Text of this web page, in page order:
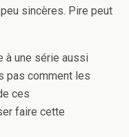
sincères. Pire peut
à une série aussi
pas comment les
ces
faire cette